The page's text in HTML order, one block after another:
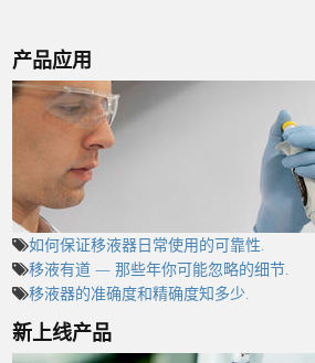
产品应用
如何保证移液器日常使用的可靠性.
移液有道 — 那些年你可能忽略的细节.
移液器的准确度和精确度知多少.
新上线产品